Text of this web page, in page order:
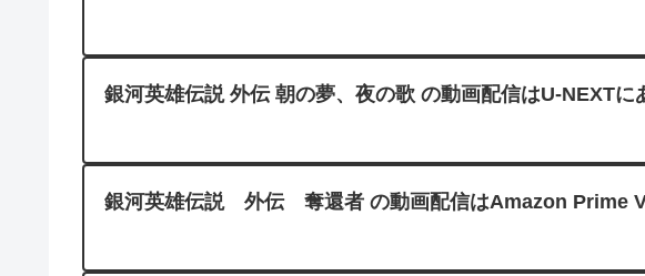
銀河英雄伝説 外伝 朝の夢、夜の歌 の動画配信はU-NEXTに
銀河英雄伝説 外伝 奪還者 の動画配信はAmazon Prime